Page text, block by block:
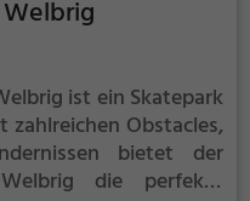
ist ein Skatepark
zahlreichen Obstacles,
bietet der
die perfekte